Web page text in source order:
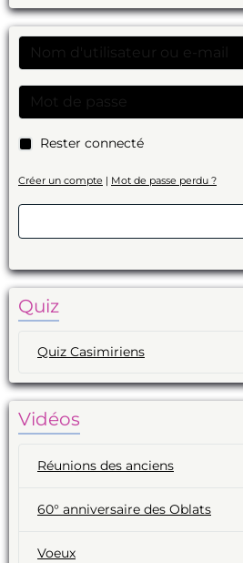
Rester connecté
Créer un compte | Mot de passe perdu ?
Quiz
Quiz Casimiriens
Vidéos
Réunions des anciens
60° anniversaire des Oblats
Voeux